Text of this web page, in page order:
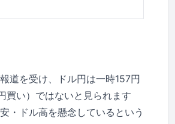
道を受け、ドル円は一時157円
買い）ではないと見られます
・ドル高を懸念しているという